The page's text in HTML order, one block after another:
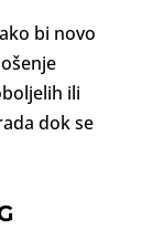
bi novo
ili
dok se